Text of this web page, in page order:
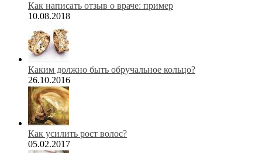
Как написать отзыв о враче: пример
10.08.2018
Каким должно быть обручальное кольцо?
26.10.2016
Как усилить рост волос?
05.02.2017